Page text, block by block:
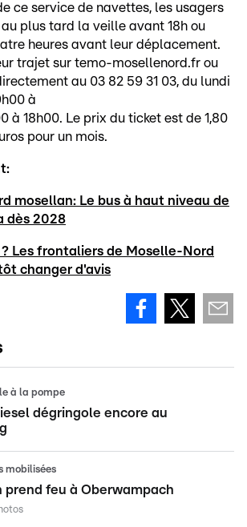
ce service de navettes, les usagers
plus tard la veille avant 18h ou
heures avant leur déplacement.
trajet sur temo-mosellenord.fr ou
au 03 82 59 31 03, du lundi
à
à 18h00. Le prix du ticket est de 1,80
pour un mois.
mosellan: Le bus à haut niveau de
dès 2028
Les frontaliers de Moselle-Nord
changer d'avis
à la pompe
dégringole encore au
mobilisées
prend feu à Oberwampach